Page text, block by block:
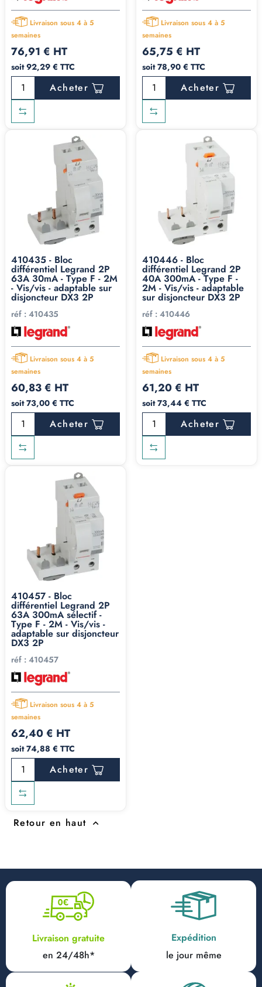
Livraison sous 4 à 5
semaines
76,91 € HT
soit 92,29 € TTC
Acheter
Livraison sous 4 à 5
semaines
65,75 € HT
soit 78,90 € TTC
Acheter
410435 - Bloc
différentiel Legrand 2P
63A 30mA - Type F - 2M
- Vis/vis - adaptable sur
disjoncteur DX3 2P
réf : 410435
Livraison sous 4 à 5
semaines
60,83 € HT
soit 73,00 € TTC
Acheter
410446 - Bloc
différentiel Legrand 2P
40A 300mA - Type F -
2M - Vis/vis - adaptable
sur disjoncteur DX3 2P
réf : 410446
Livraison sous 4 à 5
semaines
61,20 € HT
soit 73,44 € TTC
Acheter
410457 - Bloc
différentiel Legrand 2P
63A 300mA sélectif -
Type F - 2M - Vis/vis -
adaptable sur disjoncteur
DX3 2P
réf : 410457
Livraison sous 4 à 5
semaines
62,40 € HT
soit 74,88 € TTC
Acheter
Retour en haut 
Livraison gratuite
en 24/48h*
Expédition
le jour même